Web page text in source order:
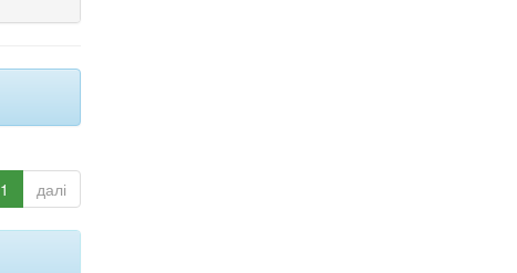
1 далі